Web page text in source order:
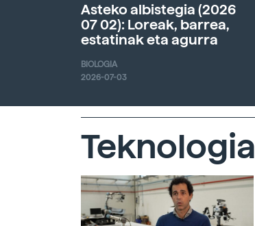
Asteko albistegia (2026
07 02): Loreak, barrea,
estatinak eta agurra
BIOLOGIA
2026-07-03
Teknologia